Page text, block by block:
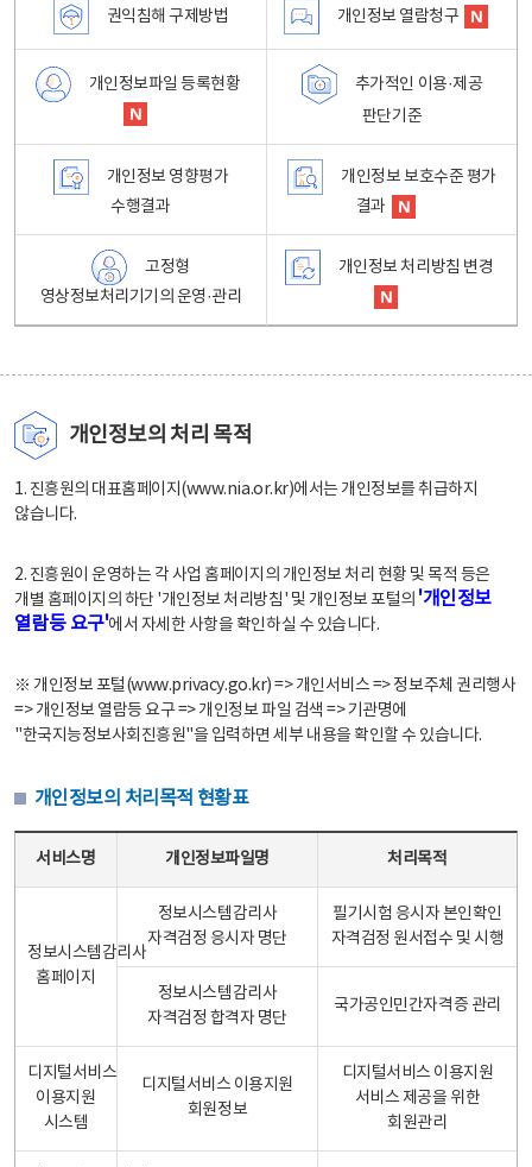
권익침해 구제방법 개인정보 열람청구
개인정보파일 등록현황
추가적인 이용·제공
판단기준
개인정보 영향평가
수행결과
개인정보 보호수준 평가
결과
고정형
영상정보처리기기의 운영·관리
개인정보 처리방침 변경
개인정보의 처리 목적
1. 진흥원의 대표홈페이지(www.nia.or.kr)에서는 개인정보를 취급하지
않습니다.
2. 진흥원이 운영하는 각 사업 홈페이지의 개인정보 처리 현황 및 목적 등은
개별 홈페이지의 하단 '개인정보 처리방침' 및 개인정보 포털의 '개인정보
열람등 요구'에서 자세한 사항을 확인하실 수 있습니다.
※ 개인정보 포털(www.privacy.go.kr) => 개인서비스 => 정보주체 권리행사
=> 개인정보 열람등 요구 => 개인정보 파일 검색 => 기관명에
"한국지능정보사회진흥원"을 입력하면 세부 내용을 확인할 수 있습니다.
개인정보의 처리목적 현황표
서비스명 개인정보파일명 처리목적
정보시스템감리사
홈페이지
정보시스템감리사
자격검정 응시자 명단
필기시험 응시자 본인확인
자격검정 원서접수 및 시행
정보시스템감리사
자격검정 합격자 명단
국가공인민간자격증 관리
디지털서비스
이용지원
시스템
디지털서비스 이용지원
회원정보
디지털서비스 이용지원
서비스 제공을 위한
회원관리